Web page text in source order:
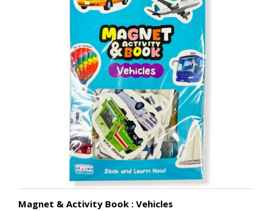
Magnet & Activity Book : Vehicles